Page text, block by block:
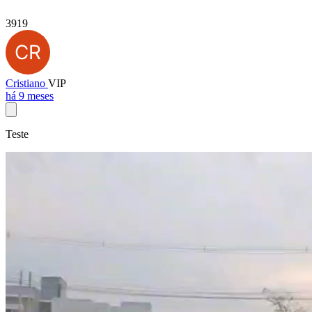
3919
Cristiano VIP
há 9 meses
Teste